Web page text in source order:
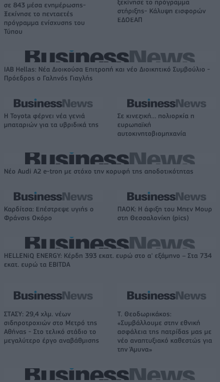
σε 843 μέσα ενημέρωσης-
Ξεκίνησε το πενταετές
πρόγραμμα ενίσχυσης του
Τύπου
ξεκίνησε το πρόγραμμα
στήριξης- Κάλυψη εισφορών
ΕΔΟΕΑΠ
IAB Hellas: Νέα Διοικούσα Επιτροπή και νέο Διοικητικό Συμβούλιο -
Πρόεδρος ο Γαληνός Γιαγλής
Η Toyota φέρνει νέα γενιά
μπαταριών για τα υβριδικά της
Σε κινεζική… πολιορκία η
ευρωπαϊκή
αυτοκινητοβιομηχανία
Νέο Audi A2 e-tron με στόχο την κορυφή της αποδοτικότητας
Καρδίτσα: Επέστρεψε υγιής ο
Φράνσις Οκόρο
ΠΑΟΚ: Η άφιξη του Μπεν Μουρ
στη Θεσσαλονίκη (pics)
HELLENiQ ENERGY: Κέρδη 393 εκατ. ευρώ στο α' εξάμηνο – Στα 734
εκατ. ευρώ τα EBITDA
ΣΤΑΣΥ: 29,4 χλμ. νέων
σιδηροτροχιών στο Μετρό της
Αθήνας - Στο τελικό στάδιο το
μεγαλύτερο έργο αναβάθμισης
Τ. Θεοδωρικάκος:
«Συμβάλλουμε στην εθνική
ασφάλεια της πατρίδας μας με
νέο αναπτυξιακό καθεστώς για
την Άμυνα»